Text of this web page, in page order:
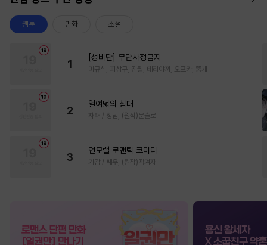
웹툰 만화 소설
1
[성비단] 무단사정금지
마규식, 피상구, 진월, 테리야끼, 오프카, 뚱개
2
열여덟의 침대
자태 / 청담, (원작)문슬로
3
언모럴 로맨틱 코미디
가감 / 쌔우, (원작)곽겨자